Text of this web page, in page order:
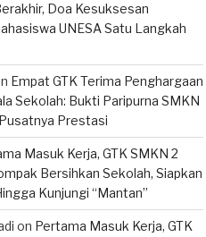
Doa Kesuksesan
UNESA Satu Langkah
Empat GTK Terima Penghargaan
Sekolah: Bukti Paripurna SMKN
Prestasi
Masuk Kerja, GTK SMKN 2
Bersihkan Sekolah, Siapkan
Kunjungi “Mantan”
on Pertama Masuk Kerja, GTK